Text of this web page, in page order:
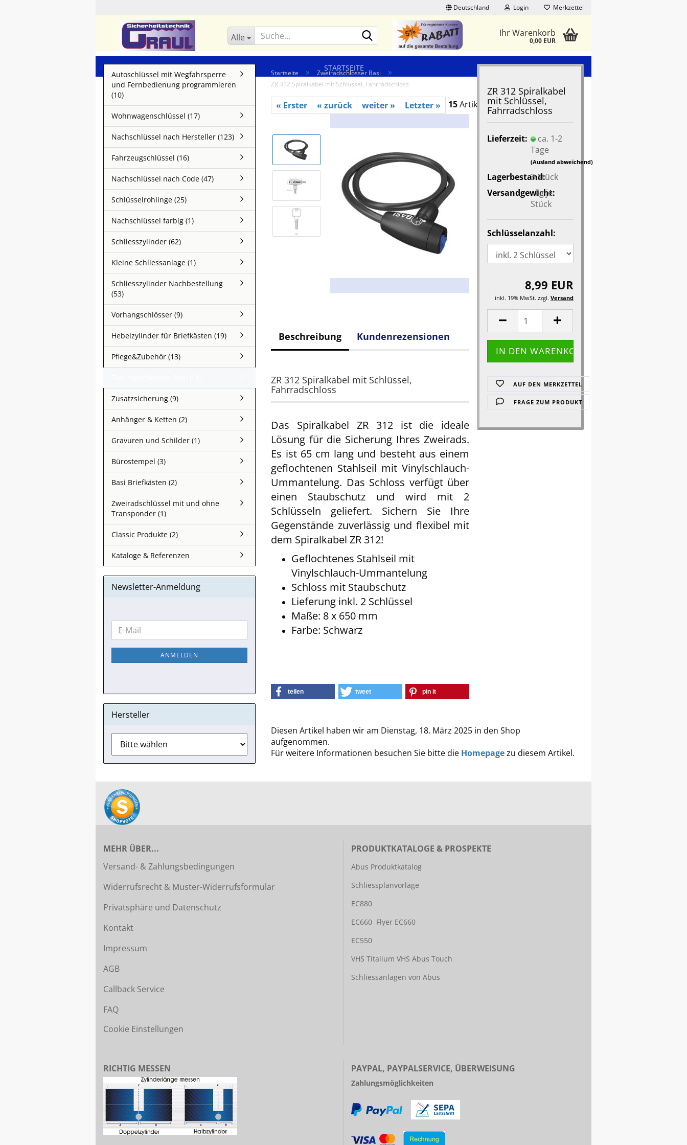
Deutschland Login Merkzettel
Alle Suche... Ihr Warenkorb
0,00 EUR
STARTSEITE
Startseite » Zweiradschlösser Basi »
ZR 312 Spiralkabel mit Schlüssel, Fahrradschloss
« Erster « zurück weiter » Letzter » 15Artikel in dieser Kategorie
ZR 312 Spiralkabel
mit Schlüssel,
Fahrradschloss
Lieferzeit:
ca. 1-2
Tage
(Ausland abweichend)
Lagerbestand:
3Stück
Versandgewicht:
-kg je
Stück
Schlüsselanzahl:
8,99 EUR
inkl. 19% MwSt. zzgl. Versand
AUF DEN MERKZETTEL
FRAGE ZUM PRODUKT
Beschreibung Kundenrezensionen
ZR 312 Spiralkabel mit Schlüssel,
Fahrradschloss
Das Spiralkabel ZR 312 ist die ideale
Lösung für die Sicherung Ihres Zweirads.
Es ist 65 cm lang und besteht aus einem
geflochtenen Stahlseil mit Vinylschlauch-
Ummantelung. Das Schloss verfügt über
einen Staubschutz und wird mit 2
Schlüsseln geliefert. Sichern Sie Ihre
Gegenstände zuverlässig und flexibel mit
dem Spiralkabel ZR 312!
Geflochtenes Stahlseil mit
Vinylschlauch-Ummantelung
Schloss mit Staubschutz
Lieferung inkl. 2 Schlüssel
Maße: 8 x 650 mm
Farbe: Schwarz
teilen tweet pin it
Diesen Artikel haben wir am Dienstag, 18. März 2025 in den Shop
aufgenommen.
Für weitere Informationen besuchen Sie bitte die Homepagezu diesem Artikel.
Autoschlüssel mit Wegfahrsperre
und Fernbedienung programmieren
(10)
Wohnwagenschlüssel (17)
Nachschlüssel nach Hersteller (123)
Fahrzeugschlüssel (16)
Nachschlüssel nach Code (47)
Schlüsselrohlinge (25)
Nachschlüssel farbig (1)
Schliesszylinder (62)
Kleine Schliessanlage (1)
Schliesszylinder Nachbestellung
(53)
Vorhangschlösser (9)
Hebelzylinder für Briefkästen (19)
Pflege&Zubehör (13)
Zusatzsicherung (9)
Anhänger & Ketten (2)
Gravuren und Schilder (1)
Bürostempel (3)
Basi Briefkästen (2)
Zweiradschlüssel mit und ohne
Transponder (1)
Classic Produkte (2)
Kataloge & Referenzen
Newsletter-Anmeldung
WEITER
ZUR
NEWSLETTER-
ANMELDUNG
E-
Mail
ANMELDEN
Hersteller
MEHR ÜBER...
Versand- & Zahlungsbedingungen
Widerrufsrecht & Muster-Widerrufsformular
Privatsphäre und Datenschutz
Kontakt
Impressum
AGB
Callback Service
FAQ
Cookie Einstellungen
PRODUKTKATALOGE & PROSPEKTE
Abus Produktkatalog
Schliessplanvorlage
EC880
EC660 Flyer EC660
EC550
VHS Titalium VHS Abus Touch
Schliessanlagen von Abus
RICHTIG MESSEN PAYPAL, PAYPALSERVICE, ÜBERWEISUNG
Zahlungsmöglichkeiten